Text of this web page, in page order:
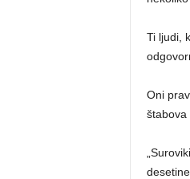
Ti ljudi,
Oni
štabova